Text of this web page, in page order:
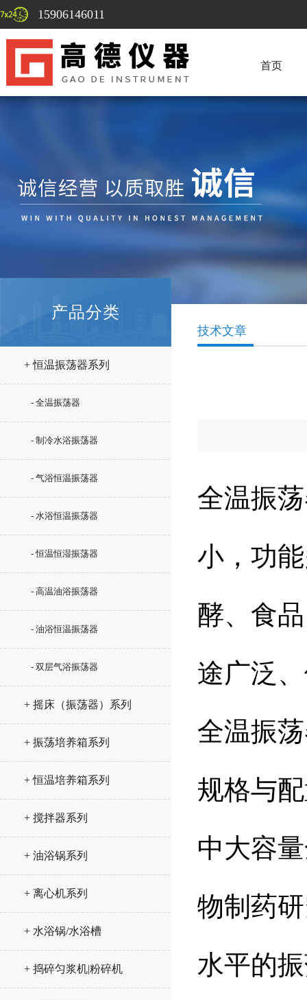
15906146011
首页
产品分类
+ 恒温振荡器系列
- 全温振荡器
- 制冷水浴振荡器
- 气浴恒温振荡器
- 水浴恒温振荡器
- 恒温恒湿振荡器
- 高温油浴振荡器
- 油浴恒温振荡器
- 双层气浴振荡器
+ 摇床（振荡器）系列
+ 振荡培养箱系列
+ 恒温培养箱系列
+ 搅拌器系列
+ 油浴锅系列
+ 离心机系列
+ 水浴锅/水浴槽
+ 捣碎匀浆机|粉碎机
技术文章
全温振
小，功
酵、食
途广泛
全温振
规格与
中大容
物制药
水平的